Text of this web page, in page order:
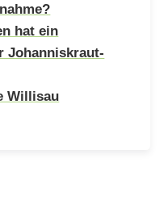
hat ein
Johanniskraut-
Willisau